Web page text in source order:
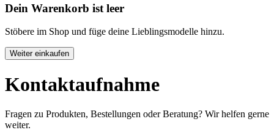
Dein Warenkorb ist leer
Stöbere im Shop und füge deine Lieblingsmodelle hinzu.
Weiter einkaufen
Kontaktaufnahme
Fragen zu Produkten, Bestellungen oder Beratung? Wir helfen gerne
weiter.